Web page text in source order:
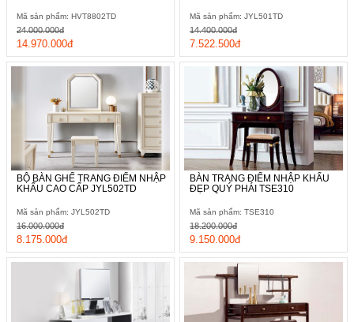
Mã sản phẩm: HVT8802TD
14.970.000đ
24.000.000đ
Mã sản phẩm: JYL501TD
7.522.500đ
14.400.000đ
BỘ BÀN GHẾ TRANG ĐIỂM NHẬP
KHẨU CAO CẤP JYL502TD
Mã sản phẩm: JYL502TD
8.175.000đ
16.000.000đ
BÀN TRANG ĐIỂM NHẬP KHẨU
ĐẸP QUÝ PHÁI TSE310
Mã sản phẩm: TSE310
9.150.000đ
18.200.000đ